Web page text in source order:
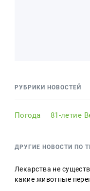
РУБРИКИ НОВОСТЕЙ
Погода 81-летие
ДРУГИЕ НОВОСТИ ПО
Лекарства не
какие животные